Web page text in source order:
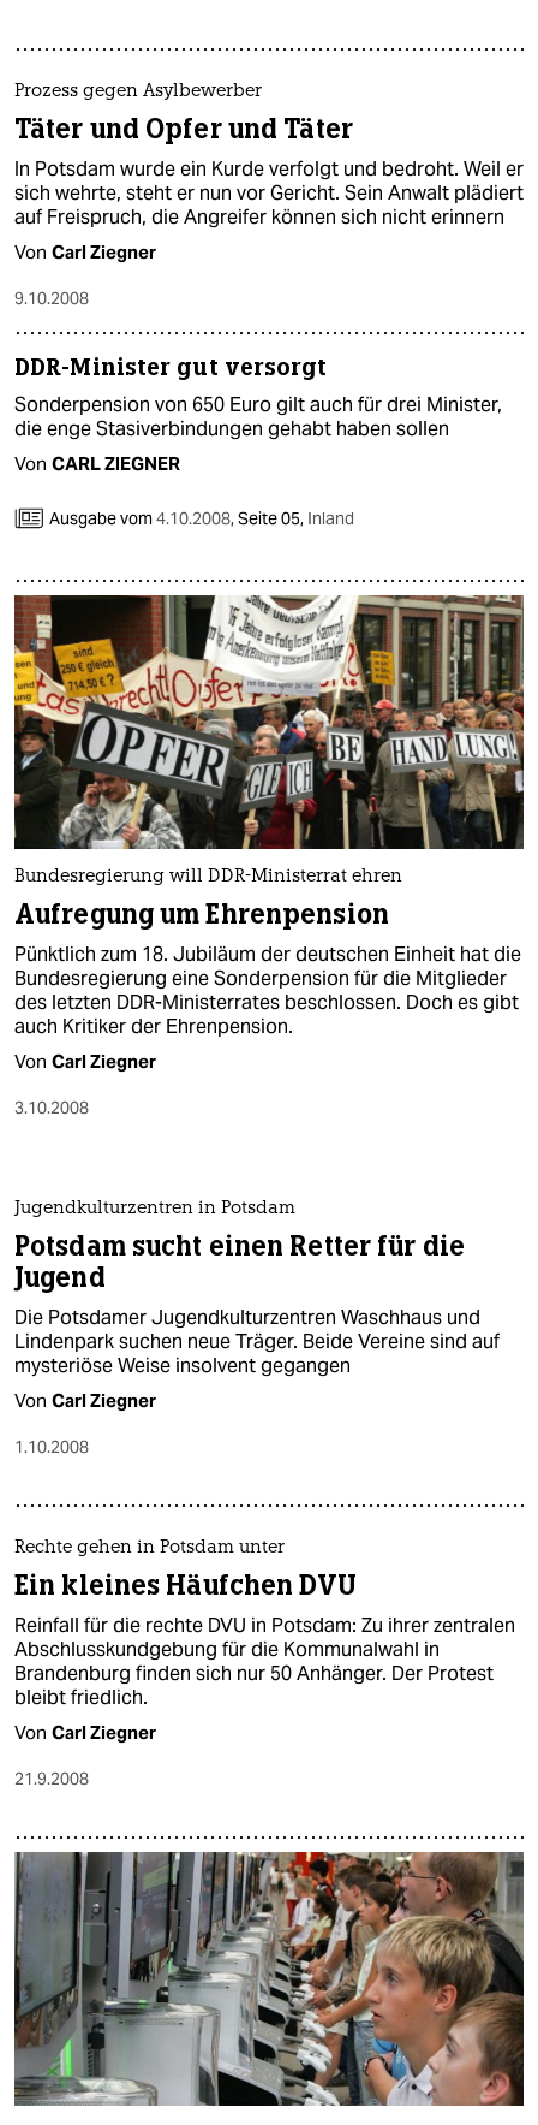
Prozess gegen Asylbewerber
Täter und Opfer und Täter
In Potsdam wurde ein Kurde verfolgt und bedroht. Weil er
sich wehrte, steht er nun vor Gericht. Sein Anwalt plädiert
auf Freispruch, die Angreifer können sich nicht erinnern
Von Carl Ziegner
9.10.2008
DDR-Minister gut versorgt
Sonderpension von 650 Euro gilt auch für drei Minister,
die enge Stasiverbindungen gehabt haben sollen
Von CARL ZIEGNER
Ausgabe vom4.10.2008,Seite 05, Inland
Bundesregierung will DDR-Ministerrat ehren
Aufregung um Ehrenpension
Pünktlich zum 18. Jubiläum der deutschen Einheit hat die
Bundesregierung eine Sonderpension für die Mitglieder
des letzten DDR-Ministerrates beschlossen. Doch es gibt
auch Kritiker der Ehrenpension.
Von Carl Ziegner
3.10.2008
Jugendkulturzentren in Potsdam
Potsdam sucht einen Retter für die
Jugend
Die Potsdamer Jugendkulturzentren Waschhaus und
Lindenpark suchen neue Träger. Beide Vereine sind auf
mysteriöse Weise insolvent gegangen
Von Carl Ziegner
1.10.2008
Rechte gehen in Potsdam unter
Ein kleines Häufchen DVU
Reinfall für die rechte DVU in Potsdam: Zu ihrer zentralen
Abschlusskundgebung für die Kommunalwahl in
Brandenburg finden sich nur 50 Anhänger. Der Protest
bleibt friedlich.
Von Carl Ziegner
21.9.2008